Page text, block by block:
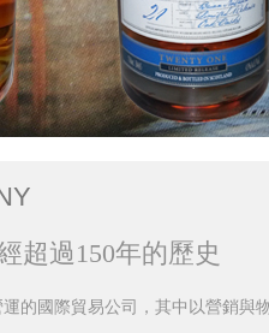
超過150年的歷史
的國際貿易公司，其中以營銷與